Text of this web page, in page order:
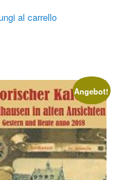
al carrello
Angebot!